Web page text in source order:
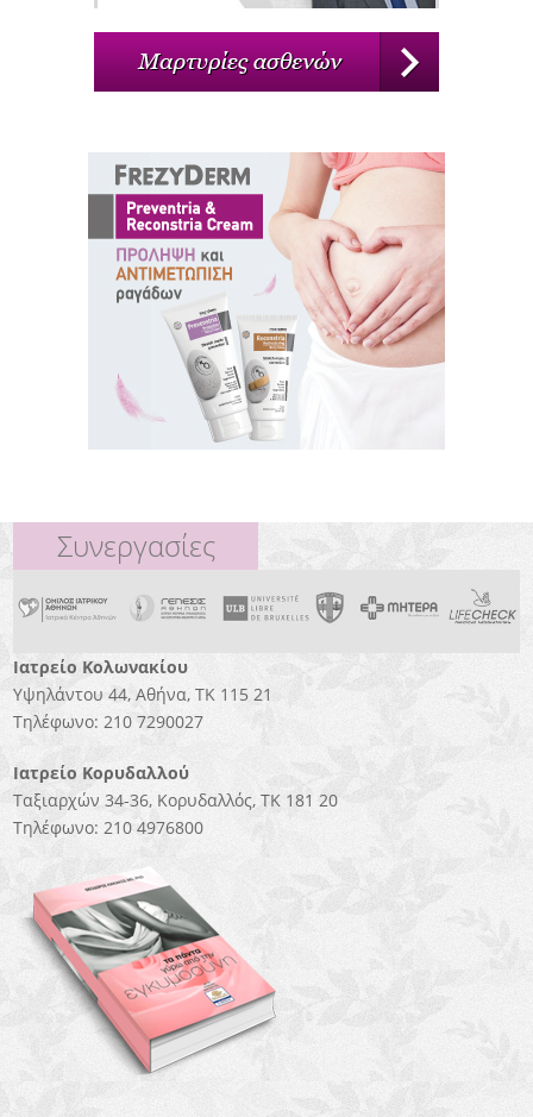
Συνεργασίες
Ιατρείο Κολωνακίου
Υψηλάντου 44, Αθήνα, ΤΚ 115 21
Τηλέφωνο: 210 7290027
Ιατρείο Κορυδαλλού
Tαξιαρχών 34-36, Κορυδαλλός, ΤΚ 181 20
Τηλέφωνο: 210 4976800